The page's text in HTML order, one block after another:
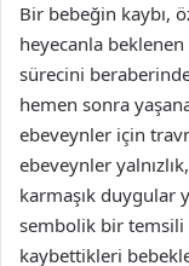
Bir bebeğin kaybı,
heyecanla
sürecini
hemen sonra
ebeveynler için
ebeveynler
karmaşık duygular
sembolik bir temsili
kaybettikleri